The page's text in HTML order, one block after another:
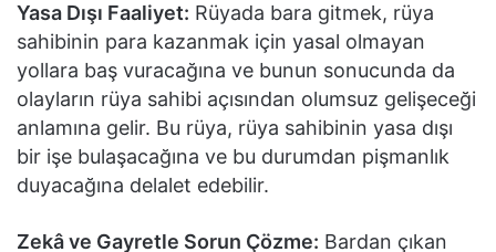
Yasa Dışı Faaliyet: Rüyada bara gitmek, rüya
sahibinin para kazanmak için yasal olmayan
yollara baş vuracağına ve bunun sonucunda da
olayların rüya sahibi açısından olumsuz gelişeceği
anlamına gelir. Bu rüya, rüya sahibinin yasa dışı
bir işe bulaşacağına ve bu durumdan pişmanlık
duyacağına delalet edebilir.
Zekâ ve Gayretle Sorun Çözme: Bardan çıkan